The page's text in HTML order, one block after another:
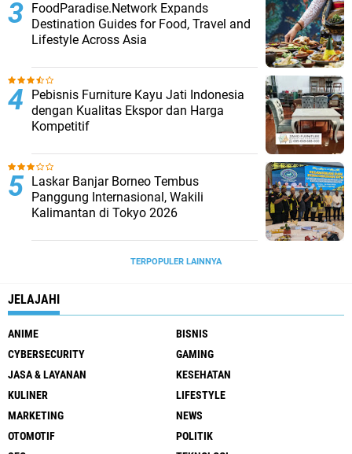
FoodParadise.Network Expands
Destination Guides for Food, Travel and
Lifestyle Across Asia
Pebisnis Furniture Kayu Jati Indonesia
dengan Kualitas Ekspor dan Harga
Kompetitif
Laskar Banjar Borneo Tembus
Panggung Internasional, Wakili
Kalimantan di Tokyo 2026
TERPOPULER LAINNYA
JELAJAHI
ANIME
BISNIS
CYBERSECURITY
GAMING
JASA & LAYANAN
KESEHATAN
KULINER
LIFESTYLE
MARKETING
NEWS
OTOMOTIF
POLITIK